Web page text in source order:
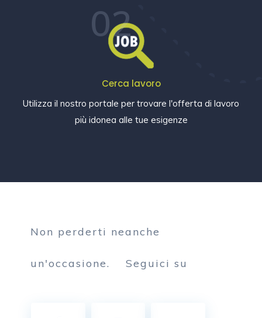
02
Cerca lavoro
Utilizza il nostro portale per trovare l'offerta di lavoro
più idonea alle tue esigenze
Non perderti neanche
un'occasione. Seguici su